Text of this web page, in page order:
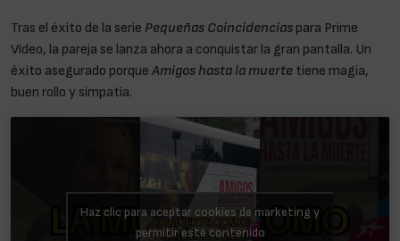
Tras el éxito de la serie Pequeñas Coincidencias para Prime
Video, la pareja se lanza ahora a conquistar la gran pantalla. Un
éxito asegurado porque Amigos hasta la muerte tiene magia,
buen rollo y simpatía.
Haz clic para aceptar cookies de marketing y
permitir este contenido